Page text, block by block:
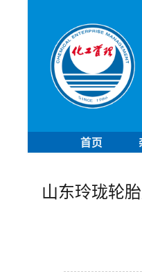
首页
山东玲珑轮